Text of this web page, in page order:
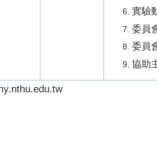
實驗
委員
委員
協助